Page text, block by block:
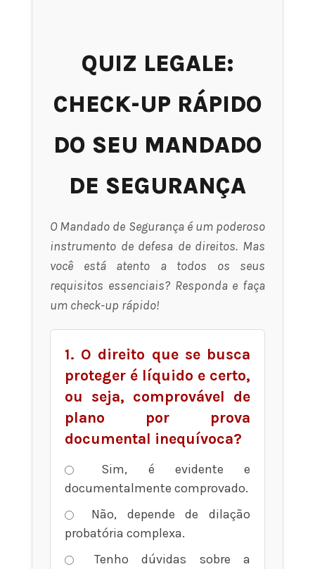
QUIZ LEGALE:
CHECK-UP RÁPIDO
DO SEU MANDADO
DE SEGURANÇA
O Mandado de Segurança é um poderoso
instrumento de defesa de direitos. Mas
você está atento a todos os seus
requisitos essenciais? Responda e faça
um check-up rápido!
1. O direito que se busca
proteger é líquido e certo,
ou seja, comprovável de
plano por prova
documental inequívoca?
Sim, é evidente e
documentalmente comprovado.
Não, depende de dilação
probatória complexa.
Tenho dúvidas sobre a